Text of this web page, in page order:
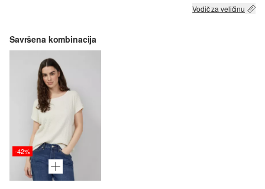
Vodič za veličinu
Savršena kombinacija
-42%